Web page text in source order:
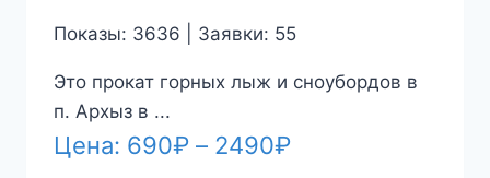
Показы: 3636 | Заявки: 55
Это прокат горных лыж и сноубордов в
п. Архыз в ...
Цена: 690₽ – 2490₽Диапазон